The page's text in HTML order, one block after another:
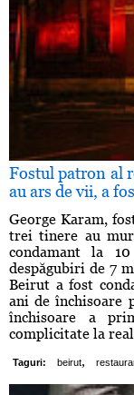
Fostul patron al
au ars de vii, a
George Karam,
trei tinere au
condamant la
despăgubiri de 7
Beirut a fost
ani de închisoare
închisoare a
complicitate la
Taguri: beirut,